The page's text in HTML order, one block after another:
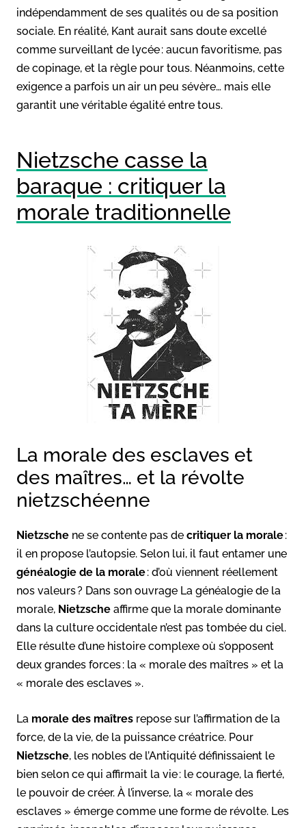
indépendamment de ses qualités ou de sa position
sociale. En réalité, Kant aurait sans doute excellé
comme surveillant de lycée : aucun favoritisme, pas
de copinage, et la règle pour tous. Néanmoins, cette
exigence a parfois un air un peu sévère… mais elle
garantit une véritable égalité entre tous.
Nietzsche casse la
baraque : critiquer la
morale traditionnelle
La morale des esclaves et
des maîtres… et la révolte
nietzschéenne
Nietzsche ne se contente pas de critiquer la morale:
il en propose l’autopsie. Selon lui, il faut entamer une
généalogie de la morale: d’où viennent réellement
nos valeurs ? Dans son ouvrage La généalogie de la
morale, Nietzsche affirme que la morale dominante
dans la culture occidentale n’est pas tombée du ciel.
Elle résulte d’une histoire complexe où s’opposent
deux grandes forces : la « morale des maîtres » et la
« morale des esclaves ».
La morale des maîtres repose sur l’affirmation de la
force, de la vie, de la puissance créatrice. Pour
Nietzsche, les nobles de l’Antiquité définissaient le
bien selon ce qui affirmait la vie : le courage, la fierté,
le pouvoir de créer. À l’inverse, la « morale des
esclaves » émerge comme une forme de révolte. Les